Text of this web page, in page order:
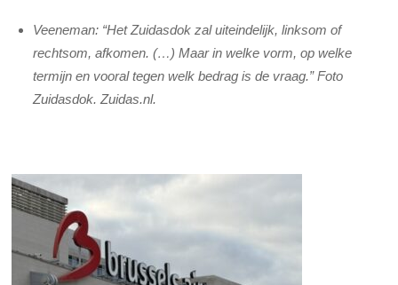
Veeneman: “Het Zuidasdok zal uiteindelijk, linksom of
rechtsom, afkomen. (…) Maar in welke vorm, op welke
termijn en vooral tegen welk bedrag is de vraag.” Foto
Zuidasdok. Zuidas.nl.